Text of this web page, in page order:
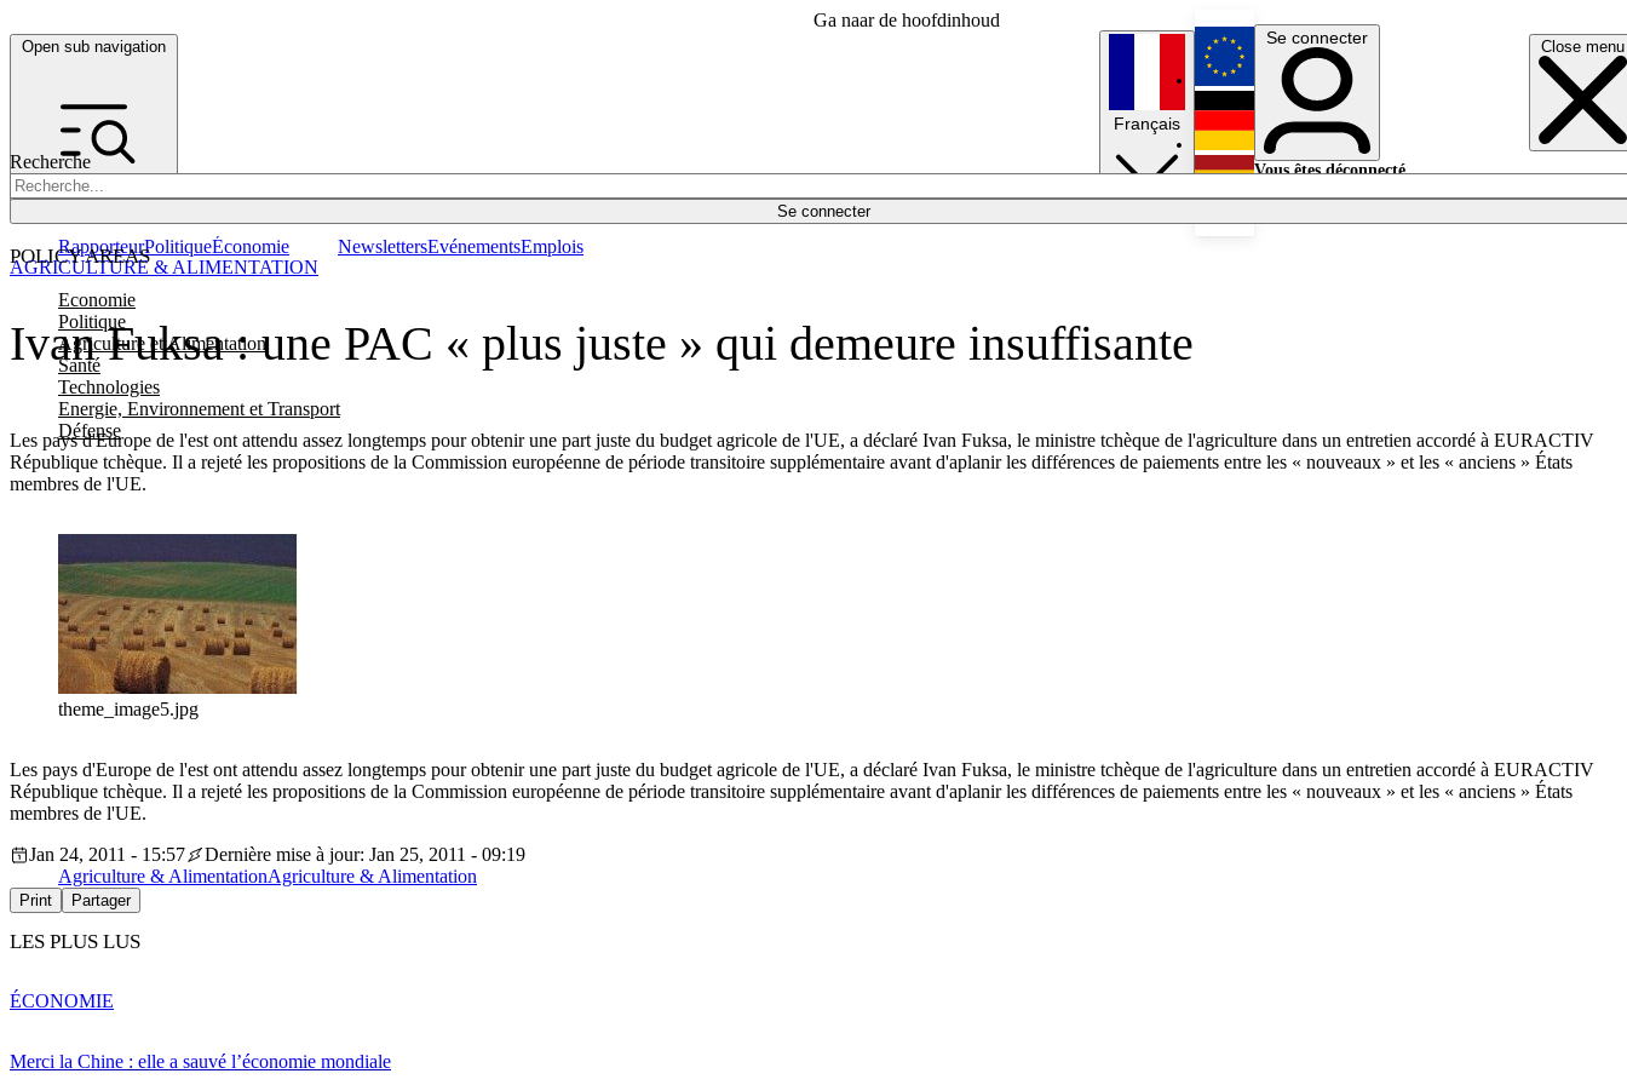
Ga naar de hoofdinhoud
Open sub navigation Close menu
Recherche
Se connecter
POLICY AREAS
Economie
Politique
Agriculture et Alimentation
Santé
Technologies
Energie, Environnement et Transport
Défense
RapporteurPolitiqueÉconomie NewslettersEvénementsEmplois
Français
English
Deutsch
Se connecter
Vous êtes déconnecté.
Ivan Fuksa : une PAC « plus juste » qui demeure insuffisante
Les pays d'Europe de l'est ont attendu assez longtemps pour obtenir une part juste du budget agricole de l'UE, a déclaré Ivan Fuksa, le ministre tchèque de l'agriculture dans un entretien accordé à EURACTIV
République tchèque. Il a rejeté les propositions de la Commission européenne de période transitoire supplémentaire avant d'aplanir les différences de paiements entre les « nouveaux » et les « anciens » États
membres de l'UE.
AGRICULTURE & ALIMENTATION
theme_image5.jpg
Les pays d'Europe de l'est ont attendu assez longtemps pour obtenir une part juste du budget agricole de l'UE, a déclaré Ivan Fuksa, le ministre tchèque de l'agriculture dans un entretien accordé à EURACTIV
République tchèque. Il a rejeté les propositions de la Commission européenne de période transitoire supplémentaire avant d'aplanir les différences de paiements entre les « nouveaux » et les « anciens » États
membres de l'UE.
Jan 24, 2011 - 15:57
Dernière mise à jour: Jan 25, 2011 - 09:19
Agriculture & AlimentationAgriculture & Alimentation
Print Partager
LES PLUS LUS
Merci la Chine : elle a sauvé l’économie mondiale
ÉCONOMIE